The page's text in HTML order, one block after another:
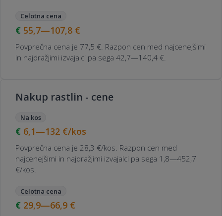
Celotna cena
55,7—107,8 €
Povprečna cena je 77,5 €. Razpon cen med najcenejšimi
in najdražjimi izvajalci pa sega 42,7—140,4 €.
Nakup rastlin - cene
Na kos
6,1—132 €/kos
Povprečna cena je 28,3 €/kos. Razpon cen med
najcenejšimi in najdražjimi izvajalci pa sega 1,8—452,7
€/kos.
Celotna cena
29,9—66,9 €